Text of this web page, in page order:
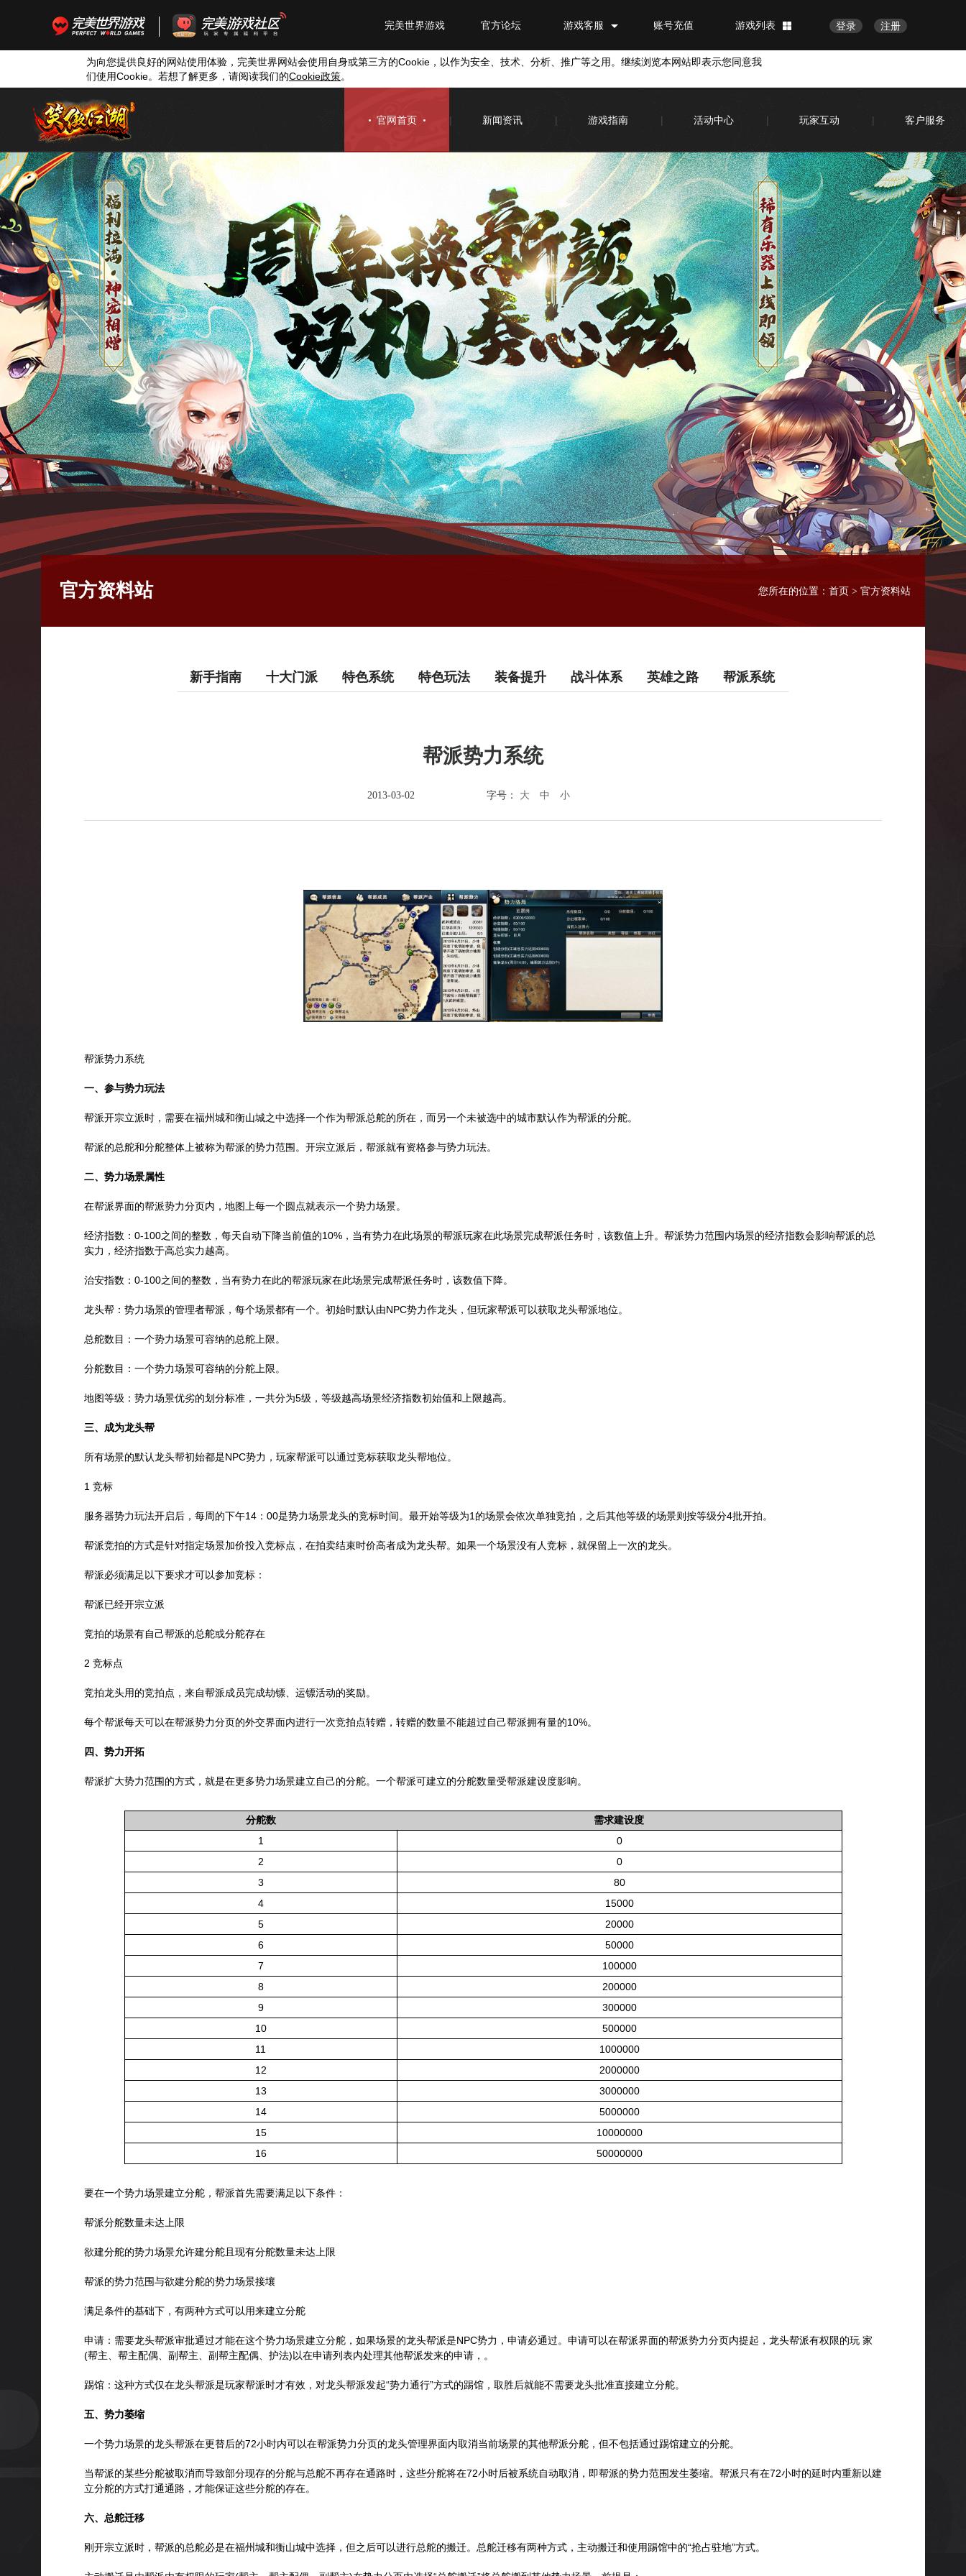
注册
登录
游戏列表
账号充值
游戏客服
官方论坛
完美世界游戏
为向您提供良好的网站使用体验，完美世界网站会使用自身或第三方的Cookie ，以作为安全、技术、分析、推广等之用。继续浏览本网站即表示您同意我
们使用Cookie。若想了解更多，请阅读我们的Cookie政策。
客户服务
|
玩家互动
|
活动中心
游戏指南
|
新闻资讯
|
官网首页
官方资料站 您所在的位置：首页> 官方资料站
新手指南 十大门派 特色系统 特色玩法 装备提升 战斗体系 英雄之路 帮派系统
帮派势力系统
2013-03-02 字号： 大 中 小
帮派势力系统
一、参与势力玩法
帮派开宗立派时，需要在福州城和衡山城之中选择一个作为帮派总舵的所在，而另一个未被选中的城市默认作为帮派的分舵。
帮派的总舵和分舵整体上被称为帮派的势力范围。开宗立派后，帮派就有资格参与势力玩法。
二、势力场景属性
在帮派界面的帮派势力分页内，地图上每一个圆点就表示一个势力场景。
经济指数：0-100之间的整数，每天自动下降当前值的10%，当有势力在此场景的帮派玩家在此场景完成帮派任务时，该数值上升。帮派势力范围内场景的经济指数会影响帮派的总
实力，经济指数于高总实力越高。
治安指数：0-100之间的整数，当有势力在此的帮派玩家在此场景完成帮派任务时，该数值下降。
龙头帮：势力场景的管理者帮派，每个场景都有一个。初始时默认由NPC势力作龙头，但玩家帮派可以获取龙头帮派地位。
总舵数目：一个势力场景可容纳的总舵上限。
分舵数目：一个势力场景可容纳的分舵上限。
地图等级：势力场景优劣的划分标准，一共分为5级，等级越高场景经济指数初始值和上限越高。
三、成为龙头帮
所有场景的默认龙头帮初始都是NPC势力，玩家帮派可以通过竞标获取龙头帮地位。
1 竞标
服务器势力玩法开启后，每周的下午14：00是势力场景龙头的竞标时间。最开始等级为1的场景会依次单独竞拍，之后其他等级的场景则按等级分4批开拍。
帮派竞拍的方式是针对指定场景加价投入竞标点，在拍卖结束时价高者成为龙头帮。如果一个场景没有人竞标，就保留上一次的龙头。
帮派必须满足以下要求才可以参加竞标：
帮派已经开宗立派
竞拍的场景有自己帮派的总舵或分舵存在
2 竞标点
竞拍龙头用的竞拍点，来自帮派成员完成劫镖、运镖活动的奖励。
每个帮派每天可以在帮派势力分页的外交界面内进行一次竞拍点转赠，转赠的数量不能超过自己帮派拥有量的10%。
四、势力开拓
帮派扩大势力范围的方式，就是在更多势力场景建立自己的分舵。一个帮派可建立的分舵数量受帮派建设度影响。
分舵数
需求建设度
1
0
2
0
3
80
4
15000
5
20000
6
50000
7
100000
8
200000
9
300000
10
500000
11
1000000
12
2000000
13
3000000
14
5000000
15
10000000
16
50000000
要在一个势力场景建立分舵，帮派首先需要满足以下条件：
帮派分舵数量未达上限
欲建分舵的势力场景允许建分舵且现有分舵数量未达上限
帮派的势力范围与欲建分舵的势力场景接壤
满足条件的基础下，有两种方式可以用来建立分舵
申请：需要龙头帮派审批通过才能在这个势力场景建立分舵，如果场景的龙头帮派是NPC势力，申请必通过。申请可以在帮派界面的帮派势力分页内提起，龙头帮派有权限的玩 家
(帮主、帮主配偶、副帮主、副帮主配偶、护法)以在申请列表内处理其他帮派发来的申请，。
踢馆：这种方式仅在龙头帮派是玩家帮派时才有效，对龙头帮派发起“势力通行”方式的踢馆，取胜后就能不需要龙头批准直接建立分舵。
五、势力萎缩
一个势力场景的龙头帮派在更替后的72小时内可以在帮派势力分页的龙头管理界面内取消当前场景的其他帮派分舵，但不包括通过踢馆建立的分舵。
当帮派的某些分舵被取消而导致部分现存的分舵与总舵不再存在通路时，这些分舵将在72小时后被系统自动取消，即帮派的势力范围发生萎缩。帮派只有在72小时的延时内重新以建
立分舵的方式打通通路，才能保证这些分舵的存在。
六、总舵迁移
刚开宗立派时，帮派的总舵必是在福州城和衡山城中选择，但之后可以进行总舵的搬迁。总舵迁移有两种方式，主动搬迁和使用踢馆中的“抢占驻地”方式。